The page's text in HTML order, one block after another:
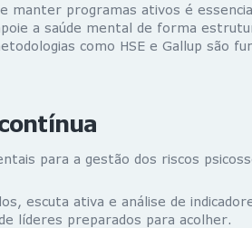
manter programas ativos é
a saúde mental de forma
como HSE e Gallup são
para a gestão dos riscos
escuta ativa e análise de
líderes preparados para acolher.